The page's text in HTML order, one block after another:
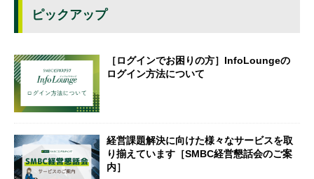
ピックアップ
［ログインでお困りの方］InfoLoungeの
ログイン方法について
経営課題解決に向けた様々なサービスを取
り揃えています［SMBC経営懇話会のご案
内］